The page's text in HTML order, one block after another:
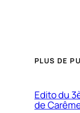
PLUS DE
Edito du
de